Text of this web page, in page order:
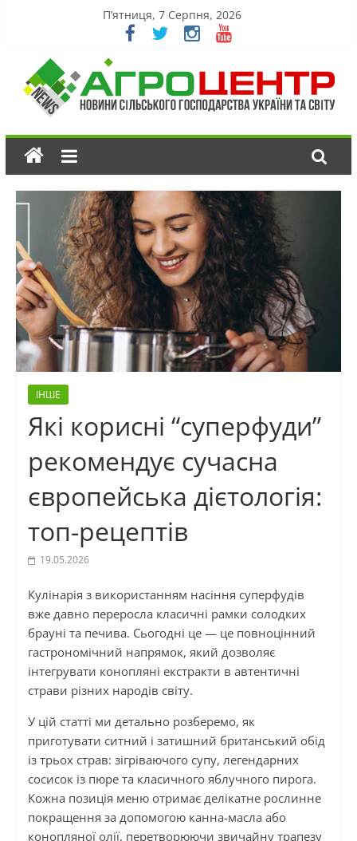
П’ятниця, 7 Серпня, 2026
ІНШЕ
Які корисні “суперфуди”
рекомендує сучасна
європейська дієтологія:
топ-рецептів
19.05.2026
Кулінарія з використанням насіння суперфудів
вже давно переросла класичні рамки солодких
брауні та печива. Сьогодні це — це повноцінний
гастрономічний напрямок, який дозволяє
інтегрувати конопляні екстракти в автентичні
страви різних народів світу.
У цій статті ми детально розберемо, як
приготувати ситний і затишний британський обід
із трьох страв: зігріваючого супу, легендарних
сосисок із пюре та класичного яблучного пирога.
Кожна позиція меню отримає делікатне рослинне
покращення за допомогою канна-масла або
конопляної олії, перетворюючи звичайну трапезу